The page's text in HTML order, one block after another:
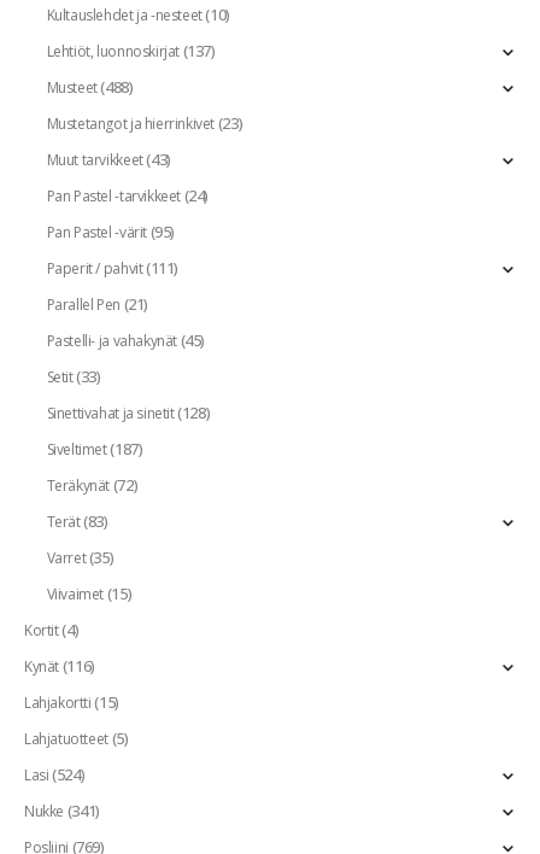
Kultauslehdet ja -nesteet(10)
Lehtiöt, luonnoskirjat(137)
Musteet(488)
Mustetangot ja hierrinkivet(23)
Muut tarvikkeet(43)
Pan Pastel -tarvikkeet(24)
Pan Pastel -värit(95)
Paperit / pahvit(111)
Parallel Pen (21)
Pastelli- ja vahakynät(45)
Setit(33)
Sinettivahat ja sinetit(128)
Siveltimet(187)
Teräkynät(72)
Terät(83)
Varret(35)
Viivaimet(15)
Kortit(4)
Kynät(116)
Lahjakortti(15)
Lahjatuotteet(5)
Lasi(524)
Nukke (341)
Posliini (769)